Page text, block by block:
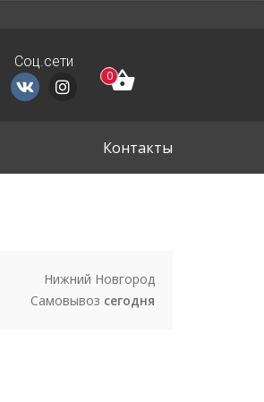
Соц.сети
0
Контакты
Нижний Новгород
Самовывоз сегодня